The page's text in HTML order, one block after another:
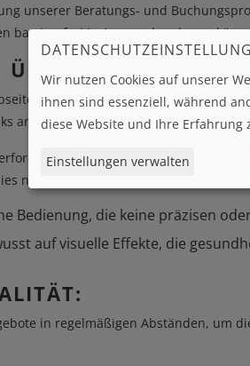
unserer Beratungs- und
barrierefrei in Anspruch nehmen
angepasst, damit sie von Braille
angepasst. Für Personen mit
grundsätzlich kein
nicht beeinflussen. Ergeben sich
Bedienung, die keine präzisen
auf visuelle Effekte, die
in regelmäßigen Abständen, um
Wir nutzen Cookies auf unserer
ihnen sind essenziell, während
diese Website und Ihre Erfahrung
Einstellungen verwalten